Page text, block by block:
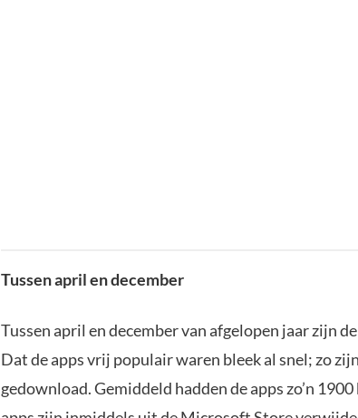
Tussen april en december
Tussen april en december van afgelopen jaar zijn
Dat de apps vrij populair waren bleek al snel; zo
gedownload. Gemiddeld hadden de apps zo’n